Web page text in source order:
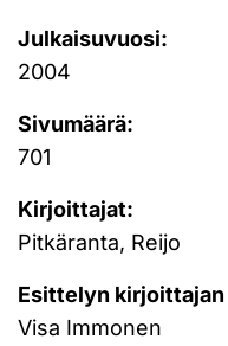
Julkaisuvuosi:
2004
Sivumäärä:
701
Kirjoittajat:
Pitkäranta, Reijo
Esittelyn kirjoittajan
Visa Immonen